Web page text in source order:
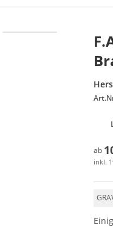
ab
inkl.